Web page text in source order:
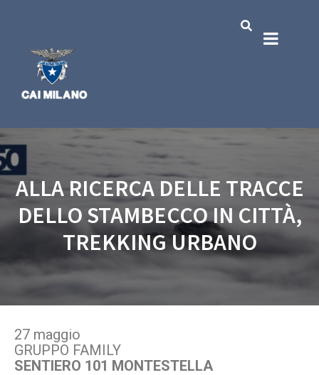
ALLA RICERCA DELLE TRACCE
DELLO STAMBECCO IN CITTÀ,
TREKKING URBANO
27 maggio
GRUPPO FAMILY
SENTIERO 101 MONTESTELLA